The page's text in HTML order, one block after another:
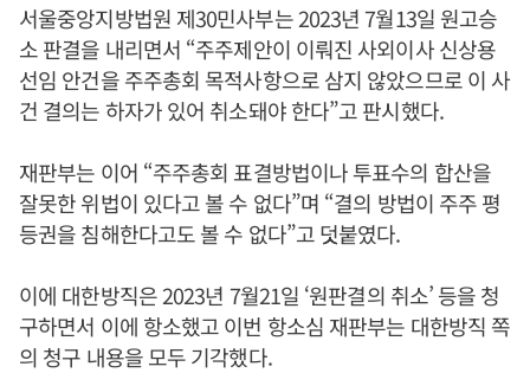
서울중앙지방법원 제30민사부는 2023년 7월13일 원고승
소 판결을 내리면서 “주주제안이 이뤄진 사외이사 신상용
선임 안건을 주주총회 목적사항으로 삼지 않았으므로 이 사
건 결의는 하자가 있어 취소돼야 한다”고 판시했다.
재판부는 이어 “주주총회 표결방법이나 투표수의 합산을
잘못한 위법이 있다고 볼 수 없다”며 “결의 방법이 주주 평
등권을 침해한다고도 볼 수 없다”고 덧붙였다.
이에 대한방직은 2023년 7월21일 ‘원판결의 취소’ 등을 청
구하면서 이에 항소했고 이번 항소심 재판부는 대한방직 쪽
의 청구 내용을 모두 기각했다.